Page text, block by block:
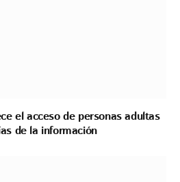
el acceso de personas adultas
de la información